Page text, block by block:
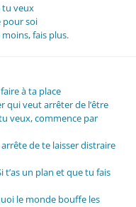
tu veux
pour soi
fais plus.
à ta place
qui veut arrêter de l’être
veux, commence par
arrête de te laisser distraire
t’as un plan et que tu fais
le monde bouffe les